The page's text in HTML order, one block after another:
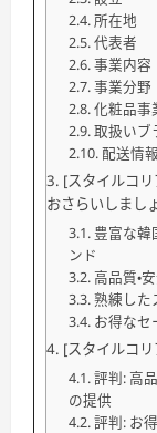
所在地
代表者
事業内容
事業分野
化粧品事
取扱いブ
配送情報
[スタイルコ
おさらいしまし
豊富な韓
ンド
高品質・
熟練した
お得なセ
[スタイルコ
評判: 高
の提供
評判: お